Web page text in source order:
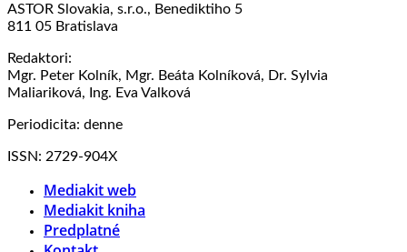
ASTOR Slovakia, s.r.o., Benediktiho 5
811 05 Bratislava
Redaktori:
Mgr. Peter Kolník, Mgr. Beáta Kolníková, Dr. Sylvia
Maliariková, Ing. Eva Valková
Periodicita: denne
ISSN: 2729-904X
Mediakit web
Mediakit kniha
Predplatné